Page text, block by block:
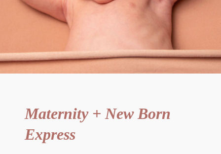
Maternity + New Born
Express